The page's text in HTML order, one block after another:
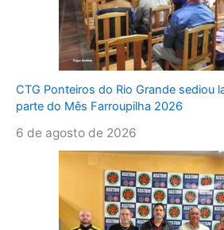
CTG Ponteiros do Rio Grande sediou
parte do Mês Farroupilha 2026
6 de agosto de 2026